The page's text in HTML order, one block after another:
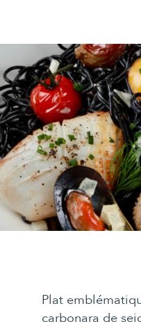
Plat
carbonara de